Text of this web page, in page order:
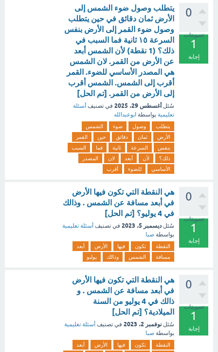
0
تصويتات
1
إجابة
یتطلب وصول ضوء الشمس إلى
الأرض ثمان دقائق في حین یتطلب
وصول ضوء القمر إلى الأرض بنفس
السرعة ١٥ ثانیة فما السبب في
ذلك؟ (1 نقطة) لأن الشمس أبعد
عن الأرض من القمر. لان الشمس
ھي المصدر الأساسي للضوء. القمر
أقرب إلى الشمس. الشمس أقرب
إلى الأرض من القمر. [تم الحل]
سُئل أغسطس 29، 2025 في تصنيف أسئلة
تعليمية بواسطة ابوعبدالله
یتطلب وصول ضوء
الشمس
الأرض
ثمان دقائق حین
القمر
بنفس
السرعة ثانیة فما
السبب
ذلك؟
لأن أبعد لان
المصدر
الأساسي
للضوء أقرب
0
تصويتات
1
إجابة
هي النقطة التي تكون فيها الأرض
في أبعد مسافة عن الشمس . وذالك
في 4 يوليو؟ [تم الحل]
سُئل ديسمبر 5، 2023 في تصنيف أسئلة تعليمية
بواسطة صبا
النقطة تكون فيها الأرض
أبعد
مسافة
الشمس وذالك يوليو
0
تصويتات
1
إجابة
هي النقطة التي تكون فيها الأرض
في أبعد مسافة عن الشمس . و
ذالك في 4 يوليو من السنة
الميلادية؟ [تم الحل]
سُئل نوفمبر 2، 2023 في تصنيف أسئلة تعليمية
بواسطة صبا
النقطة تكون فيها الأرض
أبعد